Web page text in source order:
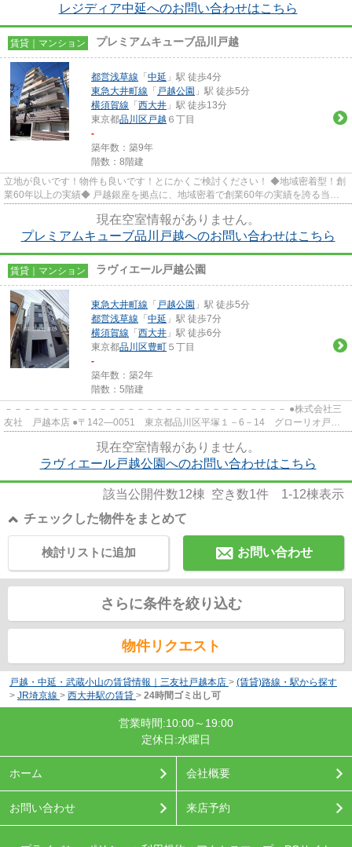
レジディア中延へのお問い合わせはこちら
賃貸｜マンション プレミアムキューブ品川戸越
都営浅草線 「 中延 」駅 徒歩4分
東急大井町線 「 戸越公園 」駅 徒歩5分
横須賀線 「 西大井 」駅 徒歩13分
東京都品川区 戸越 ６丁目
-
築年数：築9年
階数：8階建
立地が良いです！物件も良いです！とにかくご検討ください！ ◆地域密着型！創
業60年以上の実績◆ 戸越銀座を拠点に、地域密着で創業60年の実績を誇る当社
現在空室情報がありません。
プレミアムキューブ品川戸越へのお問い合わせはこちら
賃貸｜マンション ラヴィエール戸越公園
東急大井町線 「 戸越公園 」駅 徒歩5分
都営浅草線 「 中延 」駅 徒歩7分
横須賀線 「 西大井 」駅 徒歩6分
東京都品川区豊町 ５丁目
-
築年数：築2年
階数：5階建
－－－－－－－－－－－－－－－－－－－－－－－－－－－－－－ ●株式会社三
友社 戸越本店 ●〒142―0051 東京都品川区平塚１－6－14 グローリオ戸越
現在空室情報がありません。
ラヴィエール戸越公園へのお問い合わせはこちら
該当公開件数12棟 空き数1件 1-12棟表示
チェックした物件をまとめて
お問い合わせ
検討リストに追加
さらに条件を絞り込む
物件リクエスト
戸越・中延・武蔵小山の賃貸情報｜三友社戸越本店 > (賃貸)路線・駅から探す
> JR埼京線 > 西大井駅の賃貸 > 24時間ゴミ出し可
営業時間:10:00～19:00
定休日:水曜日
ホーム 会社概要
お問い合わせ 来店予約